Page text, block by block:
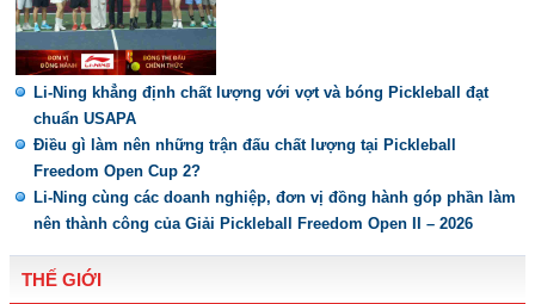
Li-Ning khẳng định chất lượng với vợt và bóng Pickleball đạt
chuẩn USAPA
Điều gì làm nên những trận đấu chất lượng tại Pickleball
Freedom Open Cup 2?
Li-Ning cùng các doanh nghiệp, đơn vị đồng hành góp phần làm
nên thành công của Giải Pickleball Freedom Open II – 2026
THẾ GIỚI